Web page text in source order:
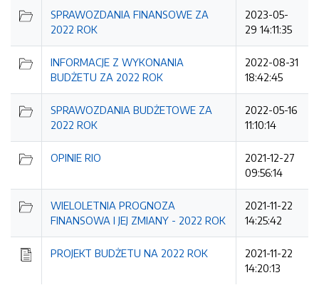
SPRAWOZDANIA FINANSOWE ZA
2022 ROK
2023-05-
29 14:11:35
INFORMACJE Z WYKONANIA
BUDŻETU ZA 2022 ROK
2022-08-31
18:42:45
SPRAWOZDANIA BUDŻETOWE ZA
2022 ROK
2022-05-16
11:10:14
OPINIE RIO
2021-12-27
09:56:14
WIELOLETNIA PROGNOZA
FINANSOWA I JEJ ZMIANY - 2022 ROK
2021-11-22
14:25:42
PROJEKT BUDŻETU NA 2022 ROK
2021-11-22
14:20:13